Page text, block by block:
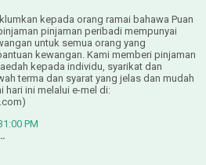
kepada orang ramai bahawa Puan
pinjaman peribadi mempunyai
untuk semua orang yang
kewangan. Kami memberi pinjaman
kepada individu, syarikat dan
terma dan syarat yang jelas dan mudah
hari ini melalui e-mel di:
PM